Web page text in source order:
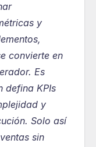
y
convierte en
Es
defina KPIs
y
Solo así
sin